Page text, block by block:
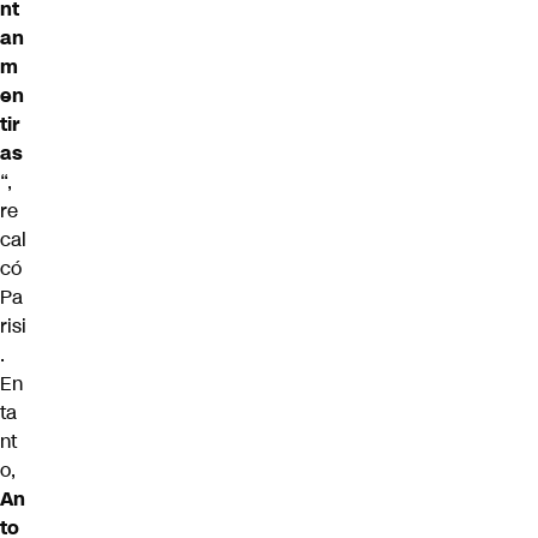
nt
an
m
en
tir
as
“,
re
cal
có
Pa
risi
.
En
ta
nt
o,
An
to